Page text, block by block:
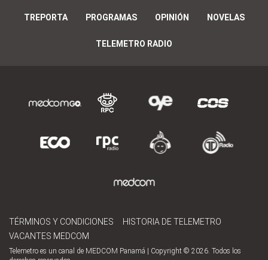
TREPORTA PROGRAMAS OPINIÓN NOVELAS
TELEMETRO RADIO
TÉRMINOS Y CONDICIONES
HISTORIA DE TELEMETRO
VACANTES MEDCOM
Telemetro es un canal de MEDCOM Panamá | Copyright © 2026. Todos los